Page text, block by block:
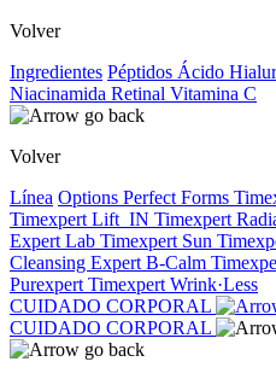
Volver
Ingredientes Péptidos Ácido
Niacinamida Retinal Vitamina C
Volver
Línea Options Perfect Forms
Timexpert Lift_IN Timexpert
Expert Lab Timexpert Sun
Cleansing Expert B-Calm
Purexpert Timexpert Wrink·Less
CUIDADO CORPORAL
CUIDADO CORPORAL